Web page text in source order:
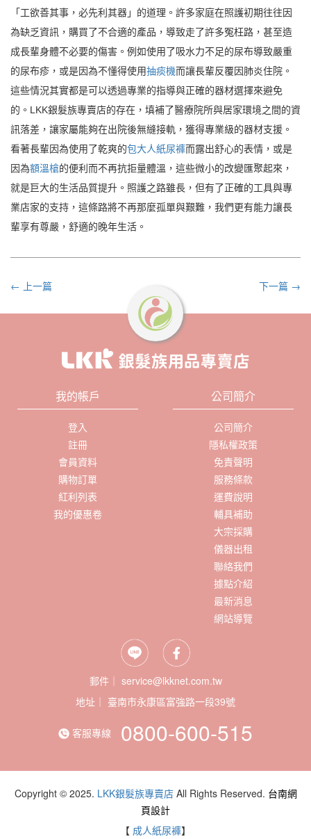
「工欲善其事，必先利其器」的道理。許多家庭在照護初期往往因
為缺乏資訊，購買了不合適的產品，導致走了許多冤枉路，甚至造
成長輩身體不必要的傷害。例如使用了吸水力不足的尿布導致嚴重
的尿布疹，或是因為不懂得使用抽痰機而讓長輩反覆因肺炎住院。
這些情況其實都是可以透過專業的指導與正確的器材選擇來避免
的。LKK銀髮族專賣店的存在，填補了醫療院所與居家環境之間的資
訊落差，讓家屬能夠在出院後無縫接軌，獲得專業級的器材支援。
看著長輩因為使用了乾爽的包大人紙尿褲而露出舒心的表情，或是
因為額溫槍的便利而不再抗拒量體溫，這些微小的改變匯聚起來，
就是巨大的生活品質提升。照護之路雖長，但有了正確的工具與專
業店家的支持，這條路將不再那麼孤單與艱難，我們更有能力讓長
輩享有尊嚴，舒適的晚年生活。
← 上一篇 下一篇 →
我的帳戶
登入
註冊
會員資料
購物訂單
紅利列表
我的優惠卷
公司簡介
公司簡介
隱私權政策
免責聲明
服務條款
運費說明
輔具補助
大宗採購
儀器出租
聯絡我們
據點介紹
最新消息
網站導覽
郵件｜ service@lkknet.com.tw
地址｜
客服專線 0800-600-515
Copyright © 2025. LKK銀髮族專賣店All Rights Reserved. 台南網
頁設計
【 成人紙尿褲】